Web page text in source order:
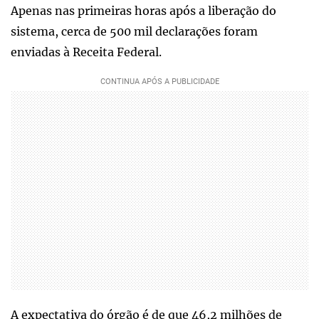
Apenas nas primeiras horas após a liberação do
sistema, cerca de 500 mil declarações foram
enviadas à Receita Federal.
A expectativa do órgão é de que 46,2 milhões de